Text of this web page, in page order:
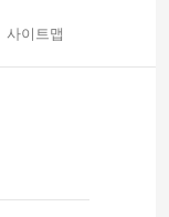
사이트맵